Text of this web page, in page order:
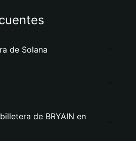
de Solana
de BRYAIN en